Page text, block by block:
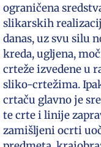
ograničena
slikarskih
danas, uz svu silu
kreda, ugljena,
crteže izvedene u
sliko-crtežima.
crtaču glavno je
te crte i linije
zamišljeni ocrti